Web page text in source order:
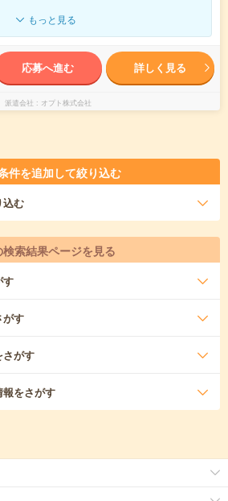
もっと見る
応募へ進む 詳しく見る
派遣会社 オプト株式会社
件を追加して絞り込む
込む
検索結果ページを見る
す
がす
さがす
をさがす